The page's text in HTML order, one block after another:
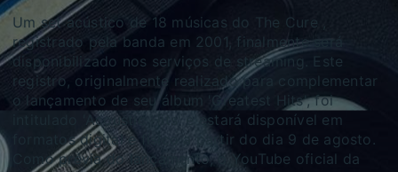
Um set acústico de 18 músicas do The Cure ,
registrado pela banda em 2001, finalmente será
disponibilizado nos serviços de streaming. Este
registro, originalmente realizado para complementar
o lançamento de seu álbum 'Greatest Hits', foi
intitulado 'Acoustic Hits' e estará disponível em
formatos digital e físico a partir do dia 9 de agosto.
Como prévia do lançamento, o YouTube oficial da